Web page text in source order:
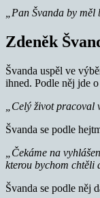
„Pan Švanda by
Zdeněk
Švanda uspěl ve
ihned. Podle něj jde
„Celý život
Švanda se podle
„Čekáme na
kterou bychom chtěli
Švanda se podle něj